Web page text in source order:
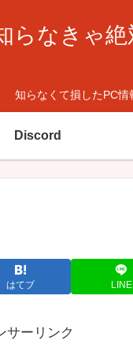
らなきゃ
知らなくて損したPC
Discord
はてブ LINE
サーリンク